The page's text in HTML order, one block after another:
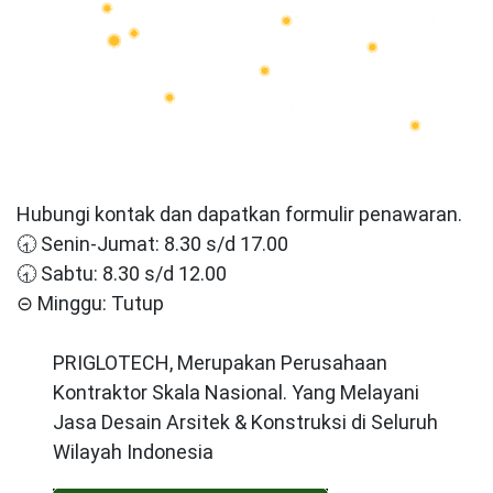
Hubungi kontak dan dapatkan formulir penawaran.
🕣 Senin-Jumat: 8.30 s/d 17.00
🕣 Sabtu: 8.30 s/d 12.00
⊝ Minggu: Tutup
PRIGLOTECH, Merupakan Perusahaan
Kontraktor Skala Nasional. Yang Melayani
Jasa Desain Arsitek & Konstruksi di Seluruh
Wilayah Indonesia